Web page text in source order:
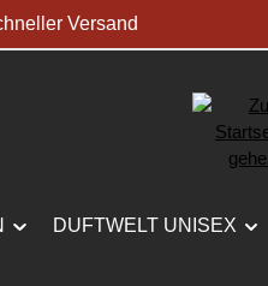
Versand
DUFTWELT UNISEX